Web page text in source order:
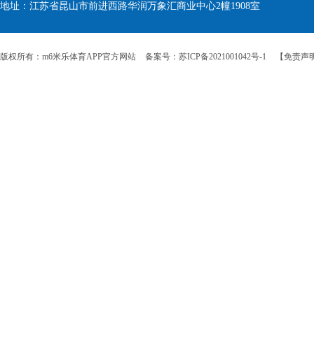
地址：江苏省昆山市前进西路华润万象汇商业中心2幢1908室
版权所有：m6米乐体育APP官方网站 备案号：苏ICP备2021001042号-1 【免责声